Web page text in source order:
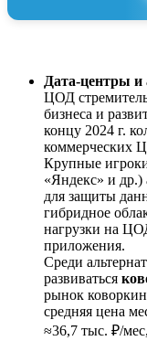
Дата-центры
ЦОД
бизнеса и
концу 2024 г.
коммерческих
Крупные
«Яндекс» и др.)
для защиты
гибридное
нагрузки на
приложения.
Среди
развиваться
рынок
средняя цена
≈36,7 тыс. ₽/